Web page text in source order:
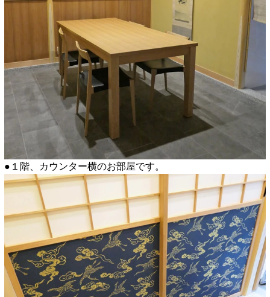
●１階、カウンター横のお部屋です。